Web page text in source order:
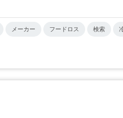
メーカー フードロス 検索